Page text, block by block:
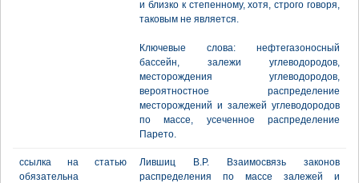
и близко к степенному, хотя, строго говоря,
таковым не является.
Ключевые слова: нефтегазоносный
бассейн, залежи углеводородов,
месторождения углеводородов,
вероятностное распределение
месторождений и залежей углеводородов
по массе, усеченное распределение
Парето.
ссылка на статью
обязательна
Лившиц В.Р. Взаимосвязь законов
распределения по массе залежей и